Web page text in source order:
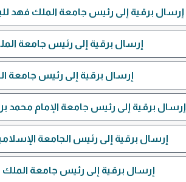
إرسال برقية إلى رئيس جامعة الملك فهد
إرسال برقية إلى رئيس جامعة
إرسال برقية إلى رئيس جامعة
إرسال برقية إلى رئيس جامعة الإمام محمد
إرسال برقية إلى رئيس الجامعة
إرسال برقية إلى رئيس جامعة الملك